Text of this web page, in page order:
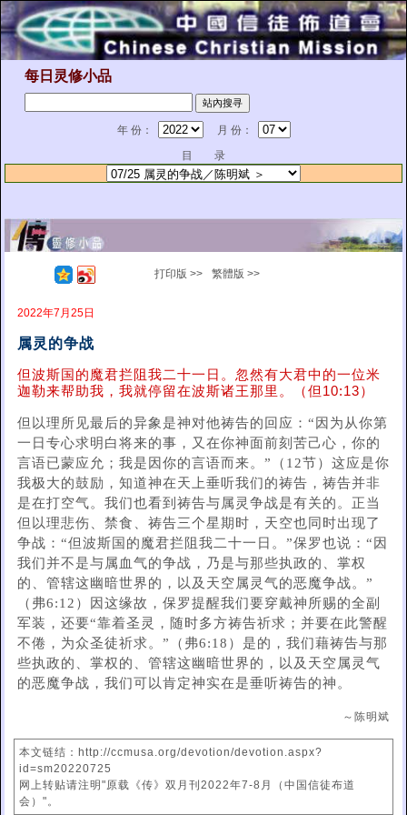
每日灵修小品
年 份：
月 份：
目 录
打印版 >> 繁體版 >>
2022年7月25日
属灵的争战
但波斯国的魔君拦阻我二十一日。忽然有大君中的一位米
迦勒来帮助我，我就停留在波斯诸王那里。（但10:13）
但以理所见最后的异象是神对他祷告的回应：“因为从你第
一日专心求明白将来的事，又在你神面前刻苦己心，你的
言语已蒙应允；我是因你的言语而来。”（12节）这应是你
我极大的鼓励，知道神在天上垂听我们的祷告，祷告并非
是在打空气。我们也看到祷告与属灵争战是有关的。正当
但以理悲伤、禁食、祷告三个星期时，天空也同时出现了
争战：“但波斯国的魔君拦阻我二十一日。”保罗也说：“因
我们并不是与属血气的争战，乃是与那些执政的、掌权
的、管辖这幽暗世界的，以及天空属灵气的恶魔争战。”
（弗6:12）因这缘故，保罗提醒我们要穿戴神所赐的全副
军装，还要“靠着圣灵，随时多方祷告祈求；并要在此警醒
不倦，为众圣徒祈求。”（弗6:18）是的，我们藉祷告与那
些执政的、掌权的、管辖这幽暗世界的，以及天空属灵气
的恶魔争战，我们可以肯定神实在是垂听祷告的神。
～陈明斌
本文链结：http://ccmusa.org/devotion/devotion.aspx?
id=sm20220725
网上转贴请注明"原载《传》双月刊2022年7-8月（中国信徒布道
会）"。